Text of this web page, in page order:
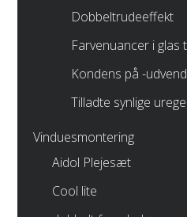
Dobbeltrudeeffekt
Farvenuancer i
Kondens på -
Tilladte synlige
Vinduesmontering
Aidol Plejesæt
Cool lite